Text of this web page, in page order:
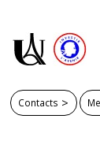
Contacts